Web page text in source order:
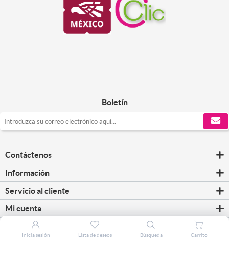
Boletín
Contáctenos
Información
Servicio al cliente
Mi cuenta
Inicia sesión Lista de deseos Búsqueda Carrito